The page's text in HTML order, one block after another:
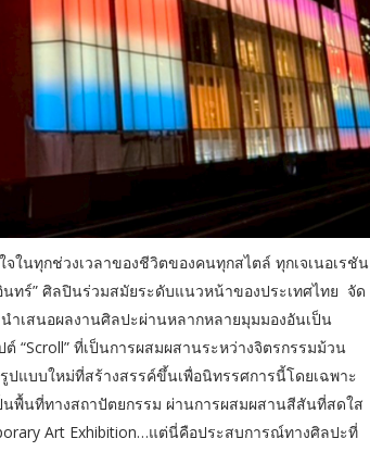
ในทุกช่วงเวลาของชีวิตของคนทุกสไตล์ ทุกเจเนอเรชัน
ทร์” ศิลปินร่วมสมัยระดับแนวหน้าของประเทศไทย จัด
นำเสนอผลงานศิลปะผ่านหลากหลายมุมมองอันเป็น
ที่เป็นการผสมผสานระหว่างจิตรกรรมม้วน
แบบใหม่ที่สร้างสรรค์ขึ้นเพื่อนิทรรศการนี้โดยเฉพาะ
นพื้นที่ทางสถาปัตยกรรม ผ่านการผสมผสานสีสันที่สดใส
Art Exhibition…แต่นี่คือประสบการณ์ทางศิลปะที่